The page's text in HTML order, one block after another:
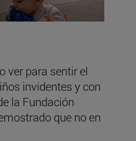
ver para sentir el
invidentes y con
la Fundación
que no en